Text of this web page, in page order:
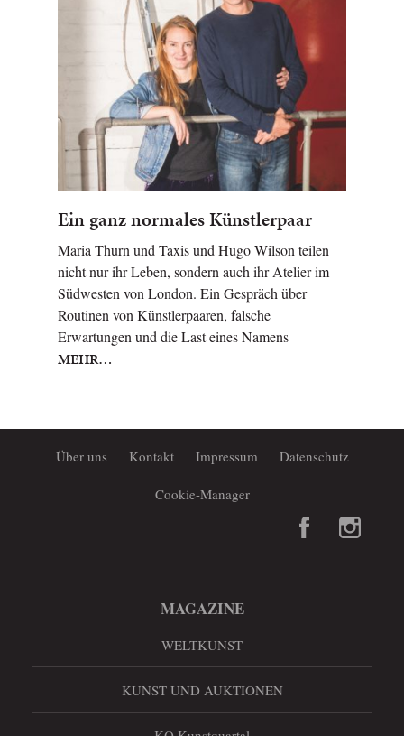
Ein ganz normales Künstlerpaar
Maria Thurn und Taxis und Hugo Wilson teilen
nicht nur ihr Leben, sondern auch ihr Atelier im
Südwesten von London. Ein Gespräch über
Routinen von Künstlerpaaren, falsche
Erwartungen und die Last eines Namens
MEHR…
Über uns Kontakt Impressum Datenschutz
Cookie-Manager
MAGAZINE
WELTKUNST
KUNST UND AUKTIONEN